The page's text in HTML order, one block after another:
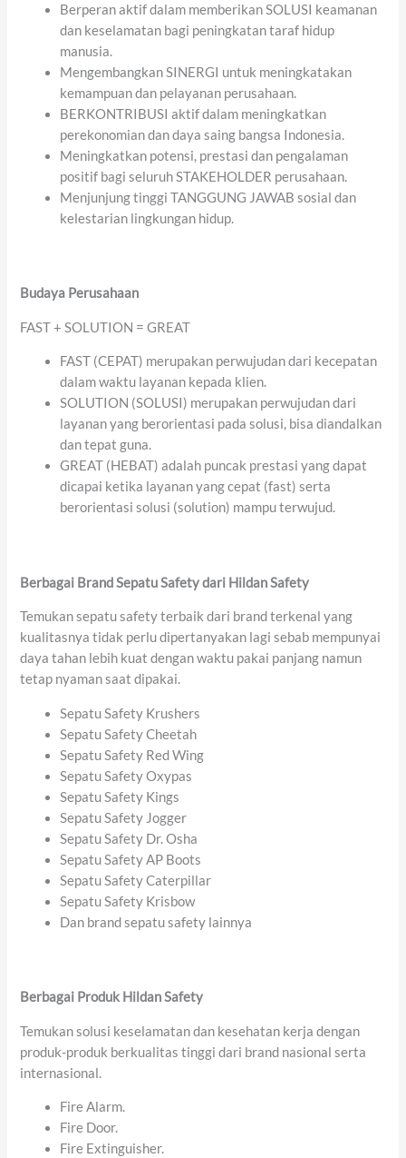
Berperan aktif dalam memberikan SOLUSI keamanan
dan keselamatan bagi peningkatan taraf hidup
manusia.
Mengembangkan SINERGI untuk meningkatakan
kemampuan dan pelayanan perusahaan.
BERKONTRIBUSI aktif dalam meningkatkan
perekonomian dan daya saing bangsa Indonesia.
Meningkatkan potensi, prestasi dan pengalaman
positif bagi seluruh STAKEHOLDER perusahaan.
Menjunjung tinggi TANGGUNG JAWAB sosial dan
kelestarian lingkungan hidup.
Budaya Perusahaan
FAST + SOLUTION = GREAT
FAST (CEPAT) merupakan perwujudan dari kecepatan
dalam waktu layanan kepada klien.
SOLUTION (SOLUSI) merupakan perwujudan dari
layanan yang berorientasi pada solusi, bisa diandalkan
dan tepat guna.
GREAT (HEBAT) adalah puncak prestasi yang dapat
dicapai ketika layanan yang cepat (fast) serta
berorientasi solusi (solution) mampu terwujud.
Berbagai Brand Sepatu Safety dari Hildan Safety
Temukan sepatu safety terbaik dari brand terkenal yang
kualitasnya tidak perlu dipertanyakan lagi sebab mempunyai
daya tahan lebih kuat dengan waktu pakai panjang namun
tetap nyaman saat dipakai.
Sepatu Safety Krushers
Sepatu Safety Cheetah
Sepatu Safety Red Wing
Sepatu Safety Oxypas
Sepatu Safety Kings
Sepatu Safety Jogger
Sepatu Safety Dr. Osha
Sepatu Safety AP Boots
Sepatu Safety Caterpillar
Sepatu Safety Krisbow
Dan brand sepatu safety lainnya
Berbagai Produk Hildan Safety
Temukan solusi keselamatan dan kesehatan kerja dengan
produk-produk berkualitas tinggi dari brand nasional serta
internasional.
Fire Alarm.
Fire Door.
Fire Extinguisher.